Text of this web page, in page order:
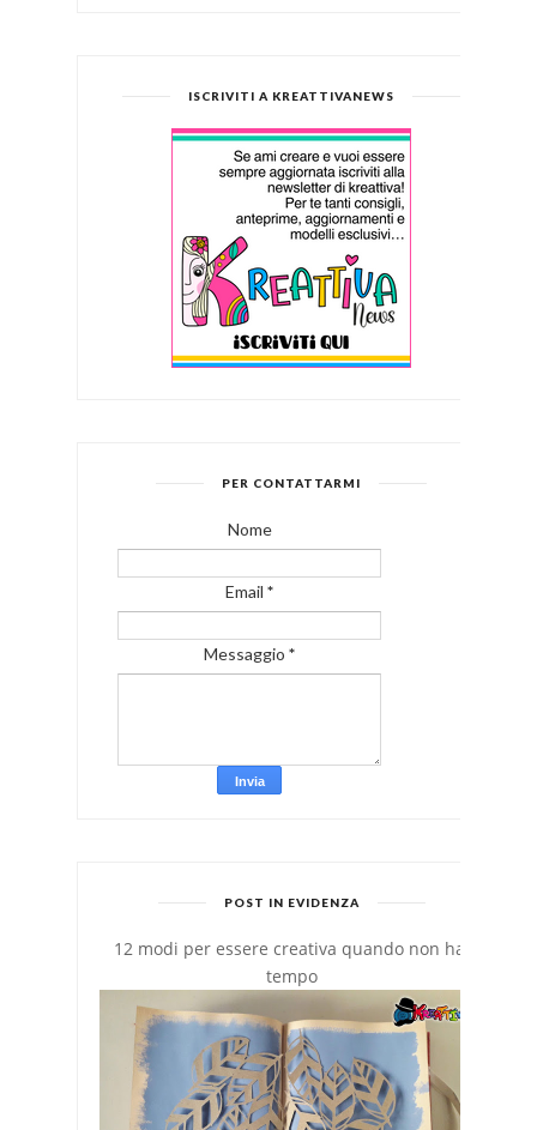
ISCRIVITI A KREATTIVANEWS
PER CONTATTARMI
Nome
Email *
Messaggio *
POST IN EVIDENZA
12 modi per essere creativa quando non hai
tempo